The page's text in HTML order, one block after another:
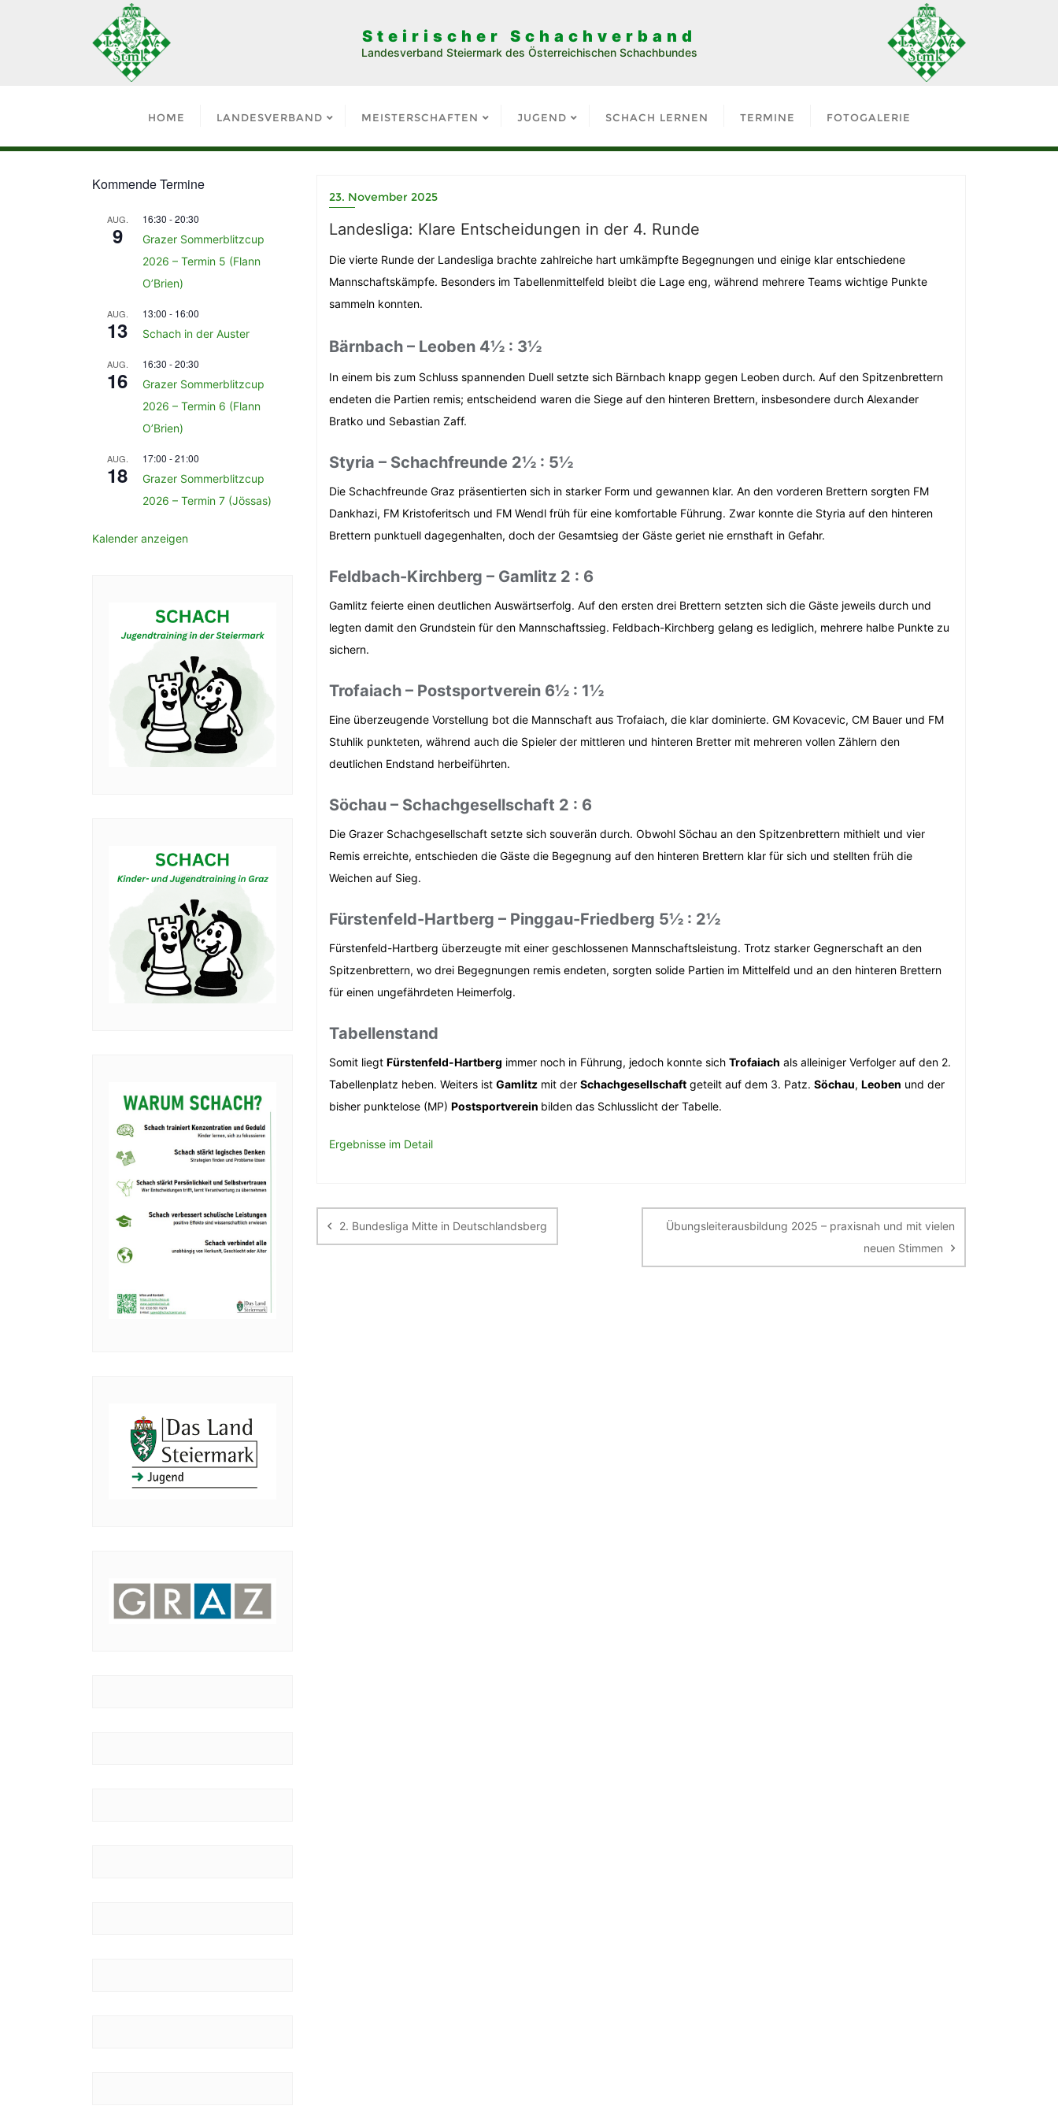
Steirischer Schachverband
Landesverband Steiermark des Österreichischen Schachbundes
HOME LANDESVERBAND MEISTERSCHAFTEN JUGEND SCHACH LERNEN TERMINE FOTOGALERIE
23. November 2025
Landesliga: Klare Entscheidungen in der 4. Runde
Die vierte Runde der Landesliga brachte zahlreiche hart umkämpfte Begegnungen und einige klar entschiedene
Mannschaftskämpfe. Besonders im Tabellenmittelfeld bleibt die Lage eng, während mehrere Teams wichtige Punkte
sammeln konnten.
Bärnbach – Leoben 4½ : 3½
In einem bis zum Schluss spannenden Duell setzte sich Bärnbach knapp gegen Leoben durch. Auf den Spitzenbrettern
endeten die Partien remis; entscheidend waren die Siege auf den hinteren Brettern, insbesondere durch Alexander
Bratko und Sebastian Zaff.
Styria – Schachfreunde 2½ : 5½
Die Schachfreunde Graz präsentierten sich in starker Form und gewannen klar. An den vorderen Brettern sorgten FM
Dankhazi, FM Kristoferitsch und FM Wendl früh für eine komfortable Führung. Zwar konnte die Styria auf den hinteren
Brettern punktuell dagegenhalten, doch der Gesamtsieg der Gäste geriet nie ernsthaft in Gefahr.
Feldbach-Kirchberg – Gamlitz 2 : 6
Gamlitz feierte einen deutlichen Auswärtserfolg. Auf den ersten drei Brettern setzten sich die Gäste jeweils durch und
legten damit den Grundstein für den Mannschaftssieg. Feldbach-Kirchberg gelang es lediglich, mehrere halbe Punkte zu
sichern.
Trofaiach – Postsportverein 6½ : 1½
Eine überzeugende Vorstellung bot die Mannschaft aus Trofaiach, die klar dominierte. GM Kovacevic, CM Bauer und FM
Stuhlik punkteten, während auch die Spieler der mittleren und hinteren Bretter mit mehreren vollen Zählern den
deutlichen Endstand herbeiführten.
Söchau – Schachgesellschaft 2 : 6
Die Grazer Schachgesellschaft setzte sich souverän durch. Obwohl Söchau an den Spitzenbrettern mithielt und vier
Remis erreichte, entschieden die Gäste die Begegnung auf den hinteren Brettern klar für sich und stellten früh die
Weichen auf Sieg.
Fürstenfeld-Hartberg – Pinggau-Friedberg 5½ : 2½
Fürstenfeld-Hartberg überzeugte mit einer geschlossenen Mannschaftsleistung. Trotz starker Gegnerschaft an den
Spitzenbrettern, wo drei Begegnungen remis endeten, sorgten solide Partien im Mittelfeld und an den hinteren Brettern
für einen ungefährdeten Heimerfolg.
Tabellenstand
Somit liegt Fürstenfeld-Hartberg immer noch in Führung, jedoch konnte sich Trofaiach als alleiniger Verfolger auf den 2.
Tabellenplatz heben. Weiters ist Gamlitz mit der Schachgesellschaft geteilt auf dem 3. Patz. Söchau, Leoben und der
bisher punktelose (MP) Postsportverein bilden das Schlusslicht der Tabelle.
Ergebnisse im Detail
2. Bundesliga Mitte in Deutschlandsberg
Übungsleiterausbildung 2025 – praxisnah und mit vielen
neuen Stimmen
Kommende Termine
AUG.
9
16:30 -20:30
Grazer Sommerblitzcup
2026 – Termin 5 (Flann
O’Brien)
AUG.
13
13:00 - 16:00
Schach in der Auster
AUG.
16
16:30 -20:30
Grazer Sommerblitzcup
2026 – Termin 6 (Flann
O’Brien)
AUG.
18
17:00 -21:00
Grazer Sommerblitzcup
2026 – Termin 7 (Jössas)
Kalender anzeigen